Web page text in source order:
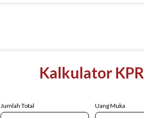
Kalkulator KPR
Jumlah Total Uang Muka